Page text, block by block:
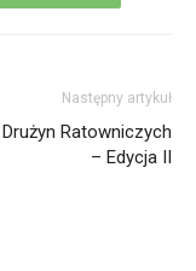
Następny artykuł
Ratowniczych
– Edycja II